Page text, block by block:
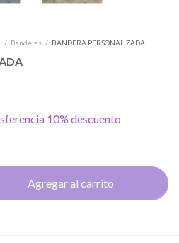
/ Banderas / BANDERA PERSONALIZADA
10% descuento